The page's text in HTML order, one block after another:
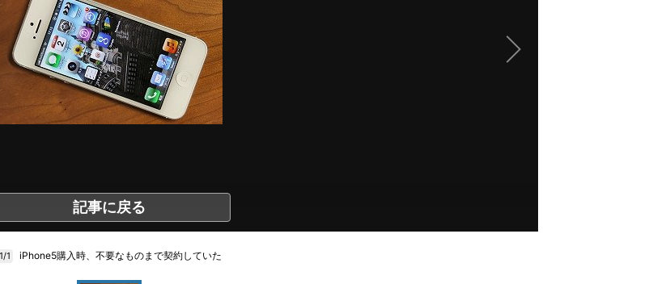
記事に戻る
1/1 iPhone5購入時、不要なものまで契約していた